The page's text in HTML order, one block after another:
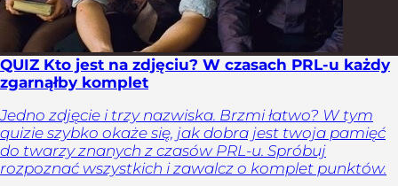
QUIZ Kto jest na zdjęciu? W czasach PRL-u każdy
zgarnąłby komplet
Jedno zdjęcie i trzy nazwiska. Brzmi łatwo? W tym
quizie szybko okaże się, jak dobra jest twoja pamięć
do twarzy znanych z czasów PRL-u. Spróbuj
rozpoznać wszystkich i zawalcz o komplet punktów.